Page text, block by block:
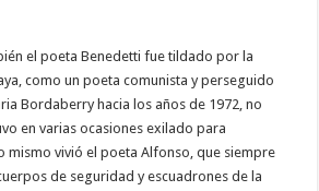
el poeta Benedetti fue tildado por la
como un poeta comunista y perseguido
Bordaberry hacia los años de 1972, no
en varias ocasiones exilado para
mismo vivió el poeta Alfonso, que siempre
de seguridad y escuadrones de la